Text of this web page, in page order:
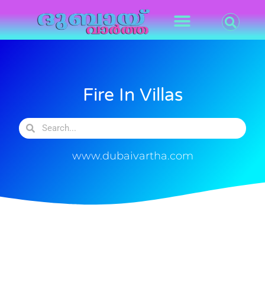
Fire In Villas
www.dubaivartha.com